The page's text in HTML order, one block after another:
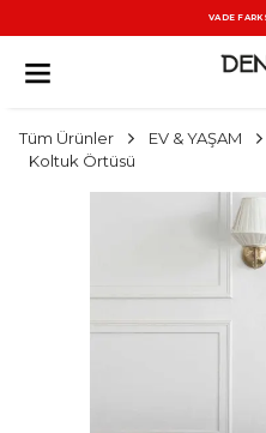
VADE
Tüm Ürünler EV & YAŞAM
Koltuk Örtüsü